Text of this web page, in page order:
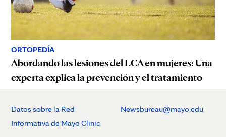
ORTOPEDÍA
Abordando las lesiones del LCA en mujeres: Una
experta explica la prevención y el tratamiento
Datos sobre la Red
Informativa de Mayo Clinic
Newsbureau@mayo.edu